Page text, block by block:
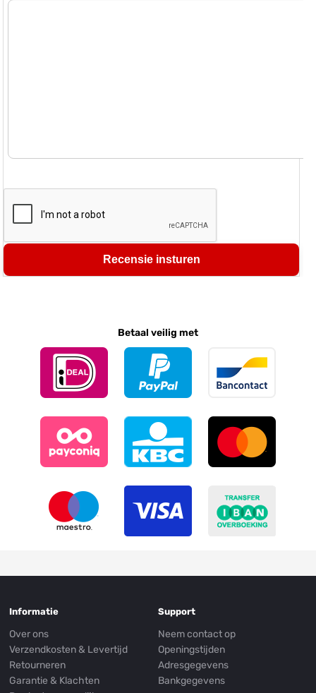
Recensie insturen
Betaal veilig met
Informatie
Over ons
Verzendkosten & Levertijd
Retourneren
Garantie & Klachten
Support
Neem contact op
Openingstijden
Adresgegevens
Bankgegevens